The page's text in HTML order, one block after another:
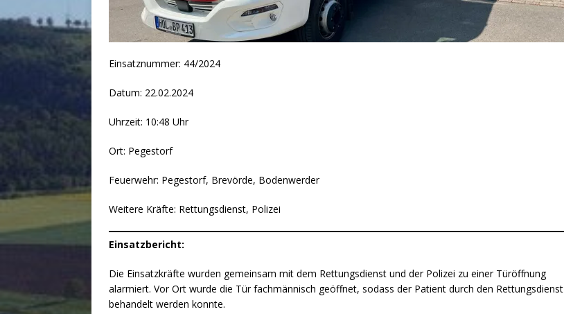
Einsatznummer: 44/2024
Datum: 22.02.2024
Uhrzeit: 10:48 Uhr
Ort: Pegestorf
Feuerwehr: Pegestorf, Brevörde, Bodenwerder
Weitere Kräfte: Rettungsdienst, Polizei
Einsatzbericht:
Die Einsatzkräfte wurden gemeinsam mit dem Rettungsdienst und der Polizei zu einer Türöffnung
alarmiert. Vor Ort wurde die Tür fachmännisch geöffnet, sodass der Patient durch den Rettungsdienst
behandelt werden konnte.